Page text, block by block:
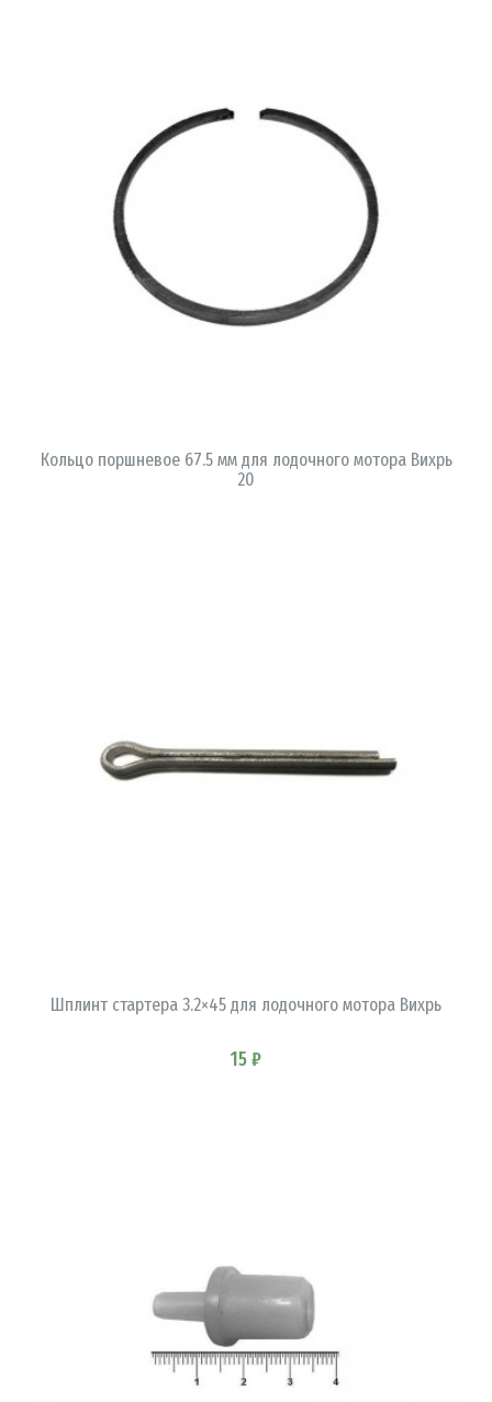
Кольцо поршневое 67.5 мм для лодочного мотора Вихрь
20
Шплинт стартера 3.2×45 для лодочного мотора Вихрь
15 ₽